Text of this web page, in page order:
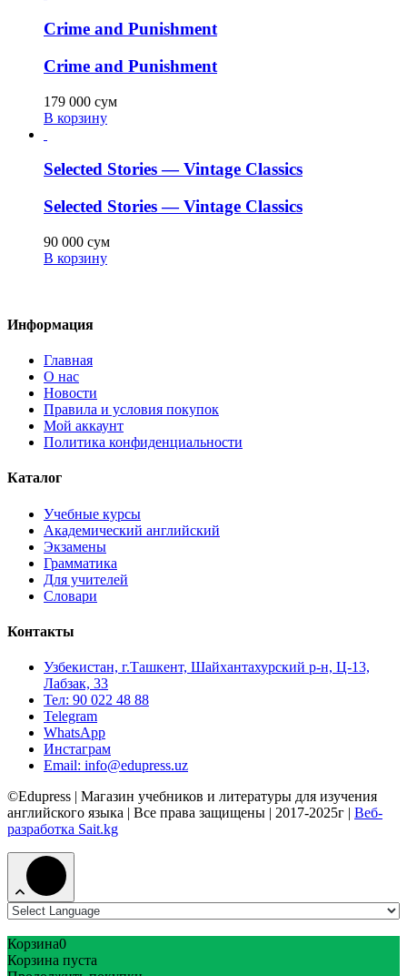
Crime and Punishment
Crime and Punishment
179 000 сум
В корзину
Selected Stories — Vintage Classics
Selected Stories — Vintage Classics
90 000 сум
В корзину
Информация
Главная
О нас
Новости
Правила и условия покупок
Мой аккаунт
Политика конфиденциальности
Каталог
Учебные курсы
Академический английский
Экзамены
Грамматика
Для учителей
Словари
Контакты
Узбекистан, г.Ташкент, Шайхантахурский р-н, Ц-13,
Лабзак, 33
Тел: 90 022 48 88
Telegram
WhatsApp
Инстаграм
Email: info@edupress.uz
©Edupress | Магазин учебников и литературы для изучения
английского языка | Все права защищены | 2017-2025г | Веб-
разработка Sait.kg
Корзина0
Корзина пуста